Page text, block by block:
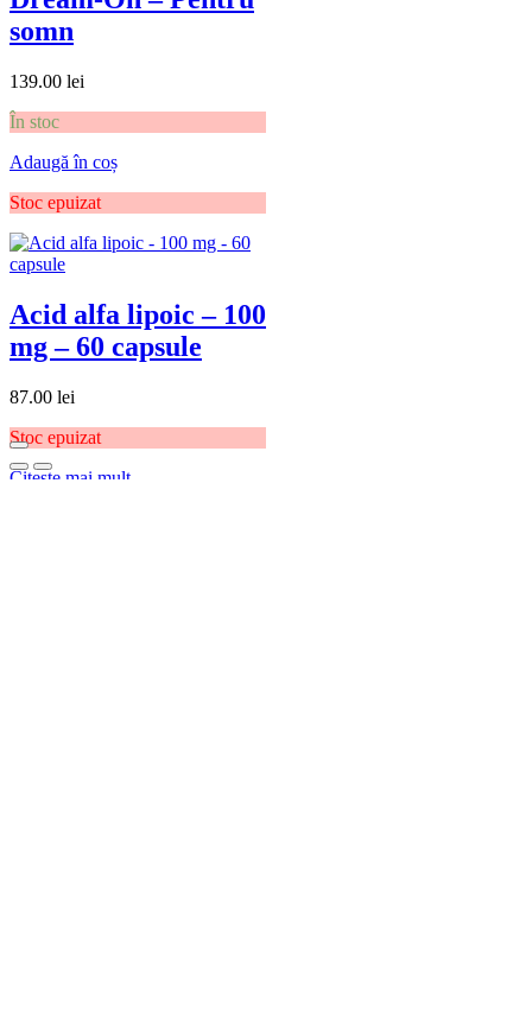
somn
139.00 lei
În stoc
Adaugă în coș
Stoc epuizat
Acid alfa lipoic – 100
mg – 60 capsule
87.00 lei
Stoc epuizat
Citește mai mult